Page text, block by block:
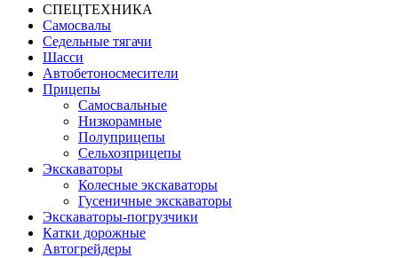
СПЕЦТЕХНИКА
Самосвалы
Седельные тягачи
Шасси
Автобетоно­смесители
Прицепы
Самосвальные
Низкорамные
Полуприцепы
Сельхозприцепы
Экскаваторы
Колесные экскаваторы
Гусеничные экскаваторы
Экскаваторы-погрузчики
Катки дорожные
Автогрейдеры